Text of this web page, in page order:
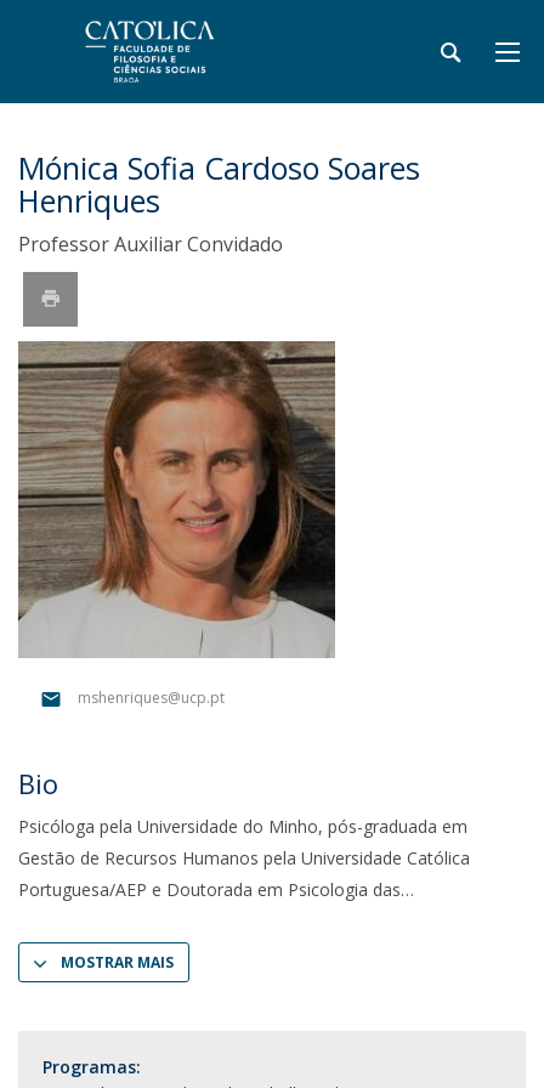
Mónica Sofia Cardoso Soares
Henriques
Professor Auxiliar Convidado
mshenriques@ucp.pt
Bio
Psicóloga pela Universidade do Minho, pós-graduada em
Gestão de Recursos Humanos pela Universidade Católica
Portuguesa/AEP e Doutorada em Psicologia das
MOSTRAR MAIS
Programas: